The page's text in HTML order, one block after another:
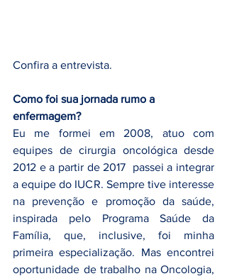
Confira a entrevista.
Como foi sua jornada rumo a
enfermagem?
Eu me formei em 2008, atuo com
equipes de cirurgia oncológica desde
2012 e a partir de 2017  passei a integrar
a equipe do IUCR. Sempre tive interesse
na prevenção e promoção da saúde,
inspirada pelo Programa Saúde da
Família, que, inclusive, foi minha
primeira especialização. Mas encontrei
oportunidade de trabalho na Oncologia,